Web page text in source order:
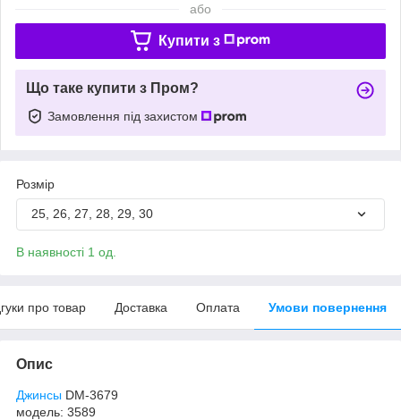
або
Купити з
Що таке купити з Пром?
Замовлення під захистом
Розмір
25, 26, 27, 28, 29, 30
В наявності 1 од.
про товар Доставка Оплата Умови повернення
Опис
Джинсы DM-3679
модель: 3589